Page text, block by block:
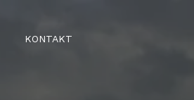
KONTAKT